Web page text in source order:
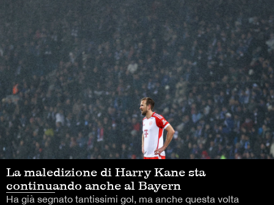
La maledizione di Harry Kane sta
continuando anche al Bayern
Ha già segnato tantissimi gol, ma anche questa volta